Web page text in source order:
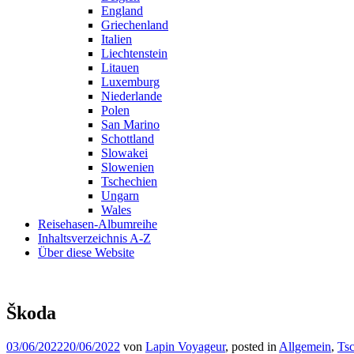
England
Griechenland
Italien
Liechtenstein
Litauen
Luxemburg
Niederlande
Polen
San Marino
Schottland
Slowakei
Slowenien
Tschechien
Ungarn
Wales
Reisehasen-Albumreihe
Inhaltsverzeichnis A-Z
Über diese Website
Škoda
03/06/202220/06/2022 von Lapin Voyageur, posted in Allgemein,